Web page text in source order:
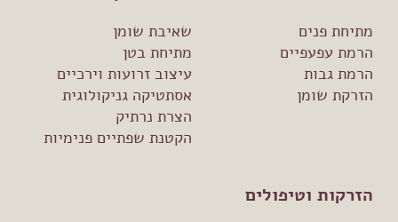
מתיחת פנים
הרמת עפעפיים
הרמת גבות
הזרקת שומן
שאיבת שומן
מתיחת בטן
עיצוב זרועות וירכיים
אסתטיקה גניקולוגית
הצרת נרתיק
הקטנת שפתיים פנימיות
הזרקות וטיפולים